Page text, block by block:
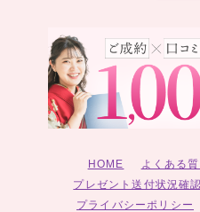
HOME よくある
プレゼント送付状況確
プライバシーポリシー